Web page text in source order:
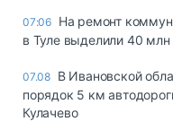
07:06 На ремонт
в Туле выделили 40 млн
07.08 В Ивановской
порядок 5 км
Кулачево